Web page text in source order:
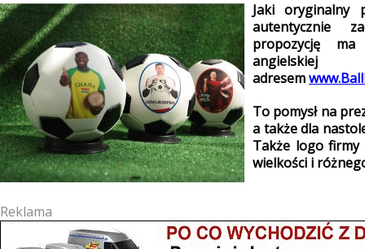
Jaki oryginalny
autentycznie
propozycję
adresem
To pomysł na
a także dla
Także logo firmy
wielkości i
Reklama